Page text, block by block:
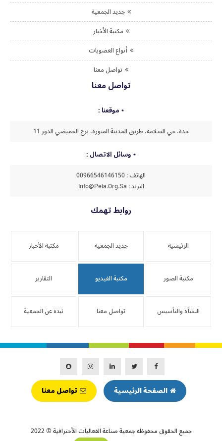
جديد الجمعية
مكتبة الأخبار
أنواع العضويات
تواصل معنا
تواصل معنا
موقعنا :
جدة، حي السلامه، طريق المدينة المنورة، برج الحميضي الدور 11
وسائل الاتصال :
الهاتف : 00966546146150
البريد : Info@peia.org.sa
روابط تهمك
الرئيسية جديد الجمعية مكتبة الأخبار
مكتبة الصور مكتبة الفيديو التقارير
النشأة والتأسيس تواصل معنا نبذة عن الجمعية
الصفحة الرئيسية تواصل معنا
جميع الحقوق محفوظهجمعية صناعة الفعاليات الأحترافية© 2022